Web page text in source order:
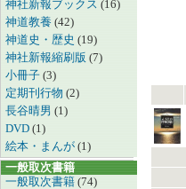
神社新報ブックス (16)
神道教養 (42)
神道史・歴史 (19)
神社新報縮刷版 (7)
小冊子 (3)
定期刊行物 (2)
長谷晴男 (1)
DVD (1)
絵本・まんが (1)
一般取次書籍
一般取次書籍 (74)